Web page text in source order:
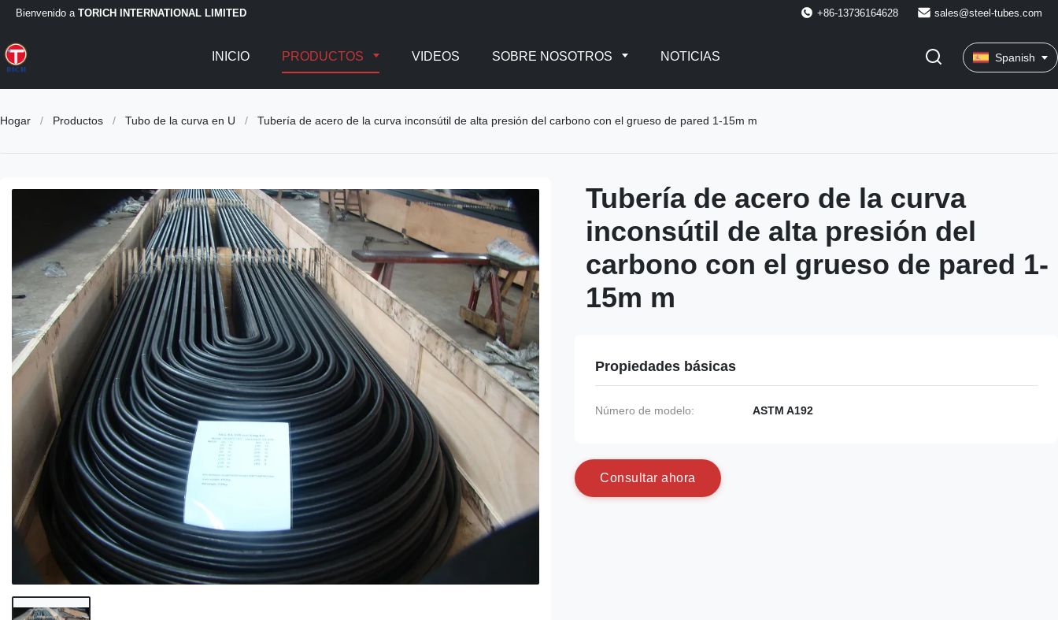
Bienvenido a TORICH INTERNATIONAL LIMITED +86-13736164628 sales@steel-tubes.com
INICIO PRODUCTOS VIDEOS SOBRE NOSOTROS NOTICIAS Spanish
Hogar / Productos / Tubo de la curva en U / Tubería de acero de la curva inconsútil de alta presión del carbono con el grueso de pared 1-15m m
Tubería de acero de la curva
inconsútil de alta presión del
carbono con el grueso de pared 1-
15m m
Propiedades básicas
Número de modelo: ASTM A192
Consu tar a hora